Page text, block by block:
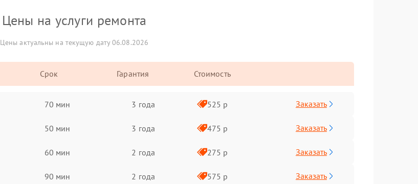
Цены на услуги ремонта
Цены актуальны на текущую дату 06.08.2026
Срок Гарантия Стоимость
70 мин 3 года 525 р Заказать
50 мин 3 года 475 р Заказать
60 мин 2 года 275 р Заказать
90 мин 2 года 575 р Заказать